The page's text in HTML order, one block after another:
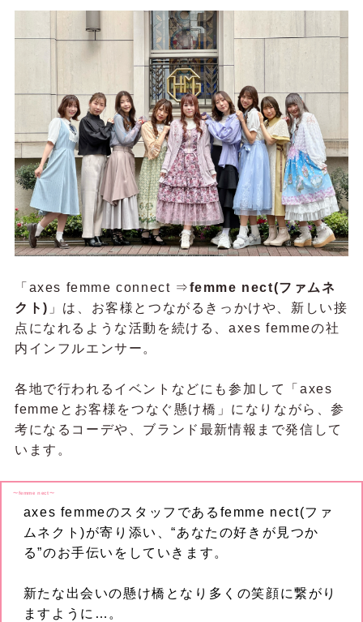
「axes femme connect ⇒femme nect(ファムネ
クト) 」は、お客様とつながるきっかけや、新しい接
点になれるような活動を続ける、axes femmeの社
内インフルエンサー。
各地で行われるイベントなどにも参加して「axes
femmeとお客様をつなぐ懸け橋」になりながら、参
考になるコーデや、ブランド最新情報まで発信して
います。
〜femme nect〜
axes femmeのスタッフであるfemme nect(ファ
ムネクト)が寄り添い、“あなたの好きが見つか
る”のお手伝いをしていきます。
新たな出会いの懸け橋となり多くの笑顔に繋がり
ますように…。